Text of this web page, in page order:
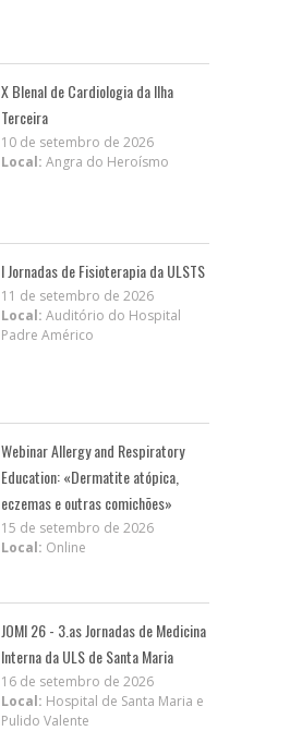
X BIenal de Cardiologia da Ilha
Terceira
10 de setembro de 2026
Local: Angra do Heroísmo
I Jornadas de Fisioterapia da ULSTS
11 de setembro de 2026
Local: Auditório do Hospital
Padre Américo
Webinar Allergy and Respiratory
Education: «Dermatite atópica,
eczemas e outras comichões»
15 de setembro de 2026
Local: Online
JOMI 26 - 3.as Jornadas de Medicina
Interna da ULS de Santa Maria
16 de setembro de 2026
Local: Hospital de Santa Maria e
Pulido Valente